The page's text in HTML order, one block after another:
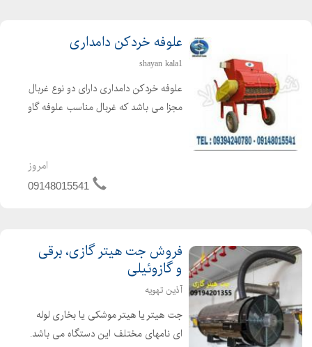
علوفه خردکن دامداری
shayan kala1
علوفه خردکن دامداری دارای دو نوع غربال
مجزا می باشد که غربال مناسب علوفه گاو
تیغه های تعبیه شده ثابت در بدنه و تیغه
امروز
09148015541
فروش جت هیتر گازی، برقی
و گازوئیلی
آذین تهویه
جت هیتر یا هیتر موشکی یا بخاری لوله
ای نامهای مختلف این دستگاه می باشد.